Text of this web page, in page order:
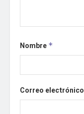
Nombre *
Correo electrónico